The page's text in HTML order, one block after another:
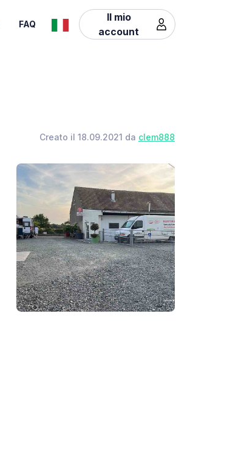
FAQ
Il mio
account
Creato il 18.09.2021 da clem888